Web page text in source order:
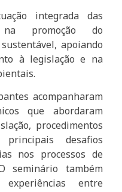
integrada das
promoção do
apoiando
à legislação e na
acompanharam
que abordaram
procedimentos
desafios
nos processos de
seminário também
entre